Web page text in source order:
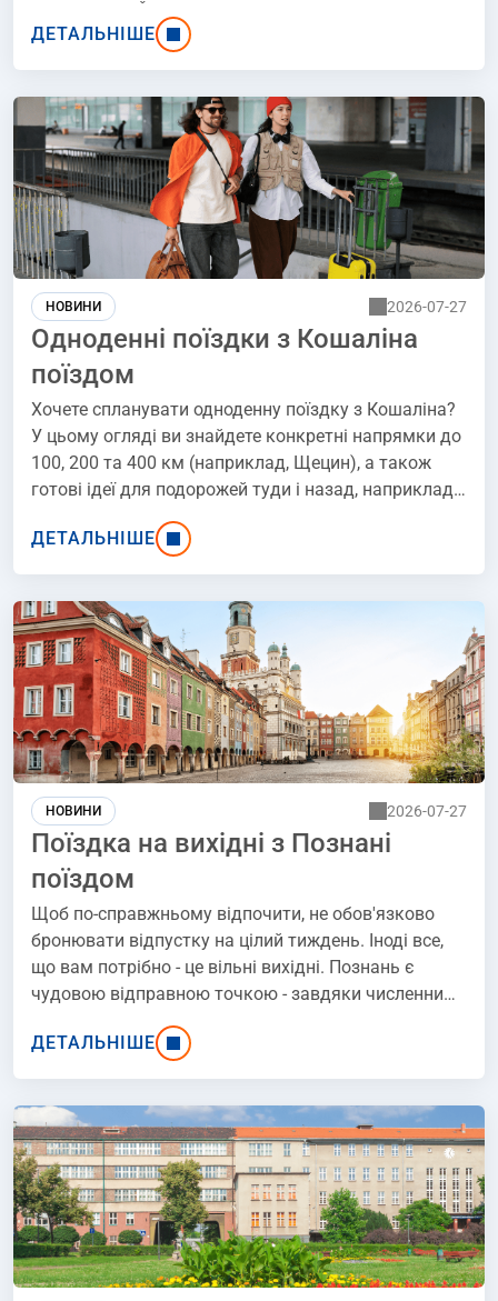
компаніями České dráhy, RegioJet та Leo Express,
роблять подорожі потягами надзвичайно
комфортними. До 2025 року система ETCS, що
підвищує безпеку та пунктуальність, вже буде
впроваджена на ключових ділянках, а нові
електропоїзди RegioPanter домінуватимуть на
регіональних маршрутах. У статті пояснюється, як
працюють чеські залізниці.
ДЕТАЛЬНІШЕ
НОВИНИ 2026-07-27
Одноденні поїздки з Кошаліна
поїздом
Хочете спланувати одноденну поїздку з Кошаліна?
У цьому огляді ви знайдете конкретні напрямки до
100, 200 та 400 км (наприклад, Щецин), а також
готові ідеї для подорожей туди і назад, наприклад,
через Гдиню до Гданська. Надихайтеся нашими
пропозиціями!.
ДЕТАЛЬНІШЕ
НОВИНИ 2026-07-27
Поїздка на вихідні з Познані
поїздом
Щоб по-справжньому відпочити, не обов'язково
бронювати відпустку на цілий тиждень. Іноді все,
що вам потрібно - це вільні вихідні. Познань є
чудовою відправною точкою - завдяки численним
залізничним сполученням легко дістатися до
жвавих міст, зелених околиць та чарівних місць
навіть за межами Польщі. Ніяких заторів, ніякого
стресу і багато свободи. Дізнайтеся, які напрямки з
Познані варто відвідати і куди варто заскочити
хоча б на два дні.
ДЕТАЛЬНІШЕ